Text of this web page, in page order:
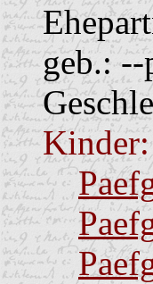
geb.:
Kinder: